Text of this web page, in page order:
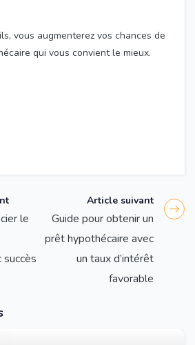
vous augmenterez vos chances de
qui vous convient le mieux.
le
succès
Article suivant
Guide pour obtenir un
prêt hypothécaire avec
un taux d’intérêt
favorable